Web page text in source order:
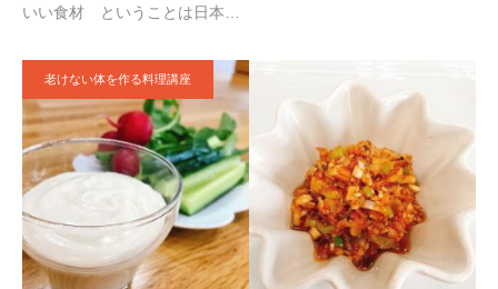
いい食材 ということは日本…
老けない体を作る料理講座